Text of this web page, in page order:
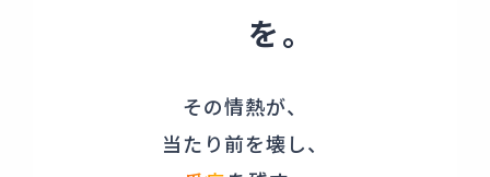
を。
その情熱が、
当たり前を壊し、